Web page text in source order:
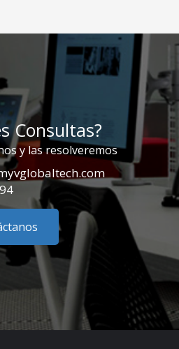
Consultas?
y las resolveremos